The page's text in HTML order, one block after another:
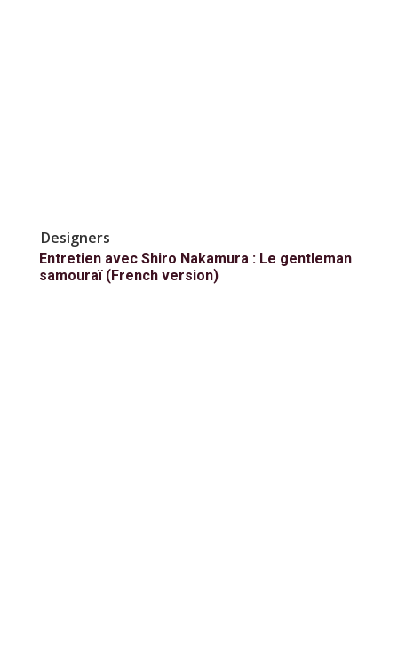
Designers
Entretien avec Shiro Nakamura : Le gentleman
samouraï (French version)